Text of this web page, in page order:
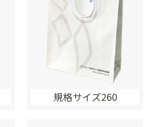
規格サイズ260